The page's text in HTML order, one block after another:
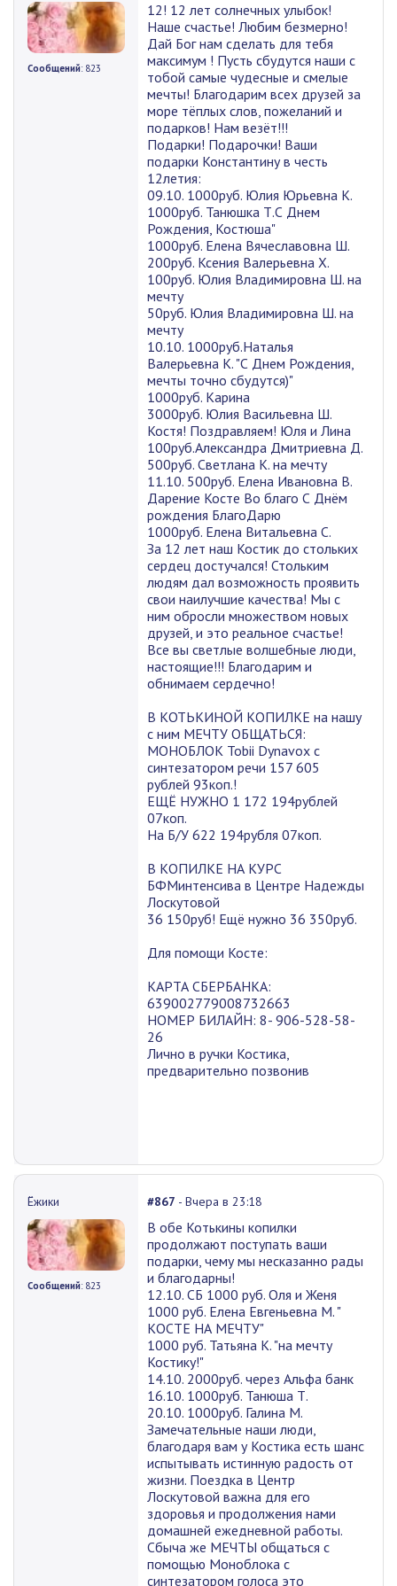
Сообщений: 823
12! 12 лет солнечных улыбок!
Наше счастье! Любим безмерно!
Дай Бог нам сделать для тебя
максимум ! Пусть сбудутся наши с
тобой самые чудесные и смелые
мечты! Благодарим всех друзей за
море тёплых слов, пожеланий и
подарков! Нам везёт!!!
Подарки! Подарочки! Ваши
подарки Константину в честь
12летия:
09.10. 1000руб. Юлия Юрьевна К.
1000руб. Танюшка Т.С Днем
Рождения, Костюша"
1000руб. Елена Вячеславовна Ш.
200руб. Ксения Валерьевна Х.
100руб. Юлия Владимировна Ш. на
мечту
50руб. Юлия Владимировна Ш. на
мечту
10.10. 1000руб.Наталья
Валерьевна К. "С Днем Рождения,
мечты точно сбудутся)"
1000руб. Карина
3000руб. Юлия Васильевна Ш.
Костя! Поздравляем! Юля и Лина
100руб.Александра Дмитриевна Д.
500руб. Светлана К. на мечту
11.10. 500руб. Елена Ивановна В.
Дарение Косте Во благо С Днём
рождения БлагоДарю
1000руб. Елена Витальевна С.
За 12 лет наш Костик до стольких
сердец достучался! Стольким
людям дал возможность проявить
свои наилучшие качества! Мы с
ним обросли множеством новых
друзей, и это реальное счастье!
Все вы светлые волшебные люди,
настоящие!!! Благодарим и
обнимаем сердечно!
В КОТЬКИНОЙ КОПИЛКЕ на нашу
с ним МЕЧТУ ОБЩАТЬСЯ:
МОНОБЛОК Tobii Dynavox с
синтезатором речи 157 605
рублей 93коп.!
ЕЩЁ НУЖНО 1 172 194рублей
07коп.
На Б/У 622 194рубля 07коп.
В КОПИЛКЕ НА КУРС
БФМинтенсива в Центре Надежды
Лоскутовой
36 150руб! Ещё нужно 36 350руб.
Для помощи Косте:
КАРТА СБЕРБАНКА:
639002779008732663
НОМЕР БИЛАЙН: 8- 906-528-58-
26
Лично в ручки Костика,
предварительно позвонив
Ёжики
Сообщений: 823
#867 - Вчера в 23:18
В обе Котькины копилки
продолжают поступать ваши
подарки, чему мы несказанно рады
и благодарны!
12.10. СБ 1000 руб. Оля и Женя
1000 руб. Елена Евгеньевна М. "
КОСТЕ НА МЕЧТУ"
1000 руб. Татьяна К. "на мечту
Костику!"
14.10. 2000руб. через Альфа банк
16.10. 1000руб. Танюша Т.
20.10. 1000руб. Галина М.
Замечательные наши люди,
благодаря вам у Костика есть шанс
испытывать истинную радость от
жизни. Поездка в Центр
Лоскутовой важна для его
здоровья и продолжения нами
домашней ежедневной работы.
Сбыча же МЕЧТЫ общаться с
помощью Моноблока с
синтезатором голоса это